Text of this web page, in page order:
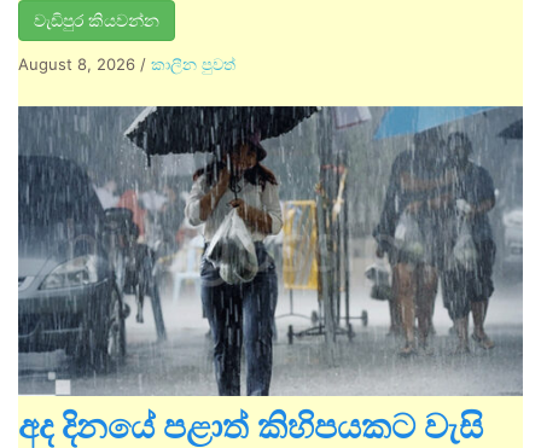
වැඩිපුර කියවන්න
August 8, 2026 / කාලීන පුවත්
අද දිනයේ පළාත් කිහිපයකට වැසි